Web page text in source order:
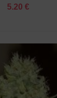
5.20 €